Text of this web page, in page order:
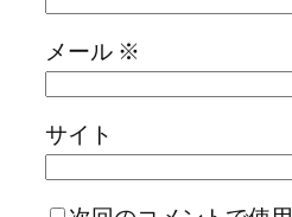
メール ※
サイト